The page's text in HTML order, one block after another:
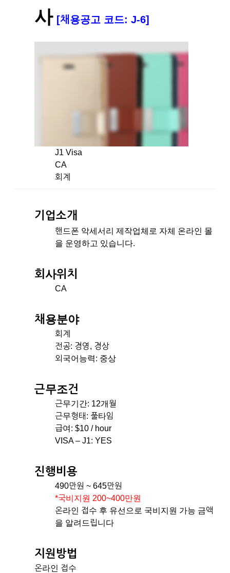
사 [채용공고 코드: J-6]
J1 Visa
CA
회계
기업소개
핸드폰 악세서리 제작업체로 자체 온라인 몰
을 운영하고 있습니다.
회사위치
CA
채용분야
회계
전공: 경영, 경상
외국어능력: 중상
근무조건
근무기간: 12개월
근무형태: 풀타임
급여: $10 / hour
VISA – J1: YES
진행비용
490만원 ~ 645만원
*국비지원 200~400만원
온라인 접수 후 유선으로 국비지원 가능 금액
을 알려드립니다
지원방법
온라인 접수